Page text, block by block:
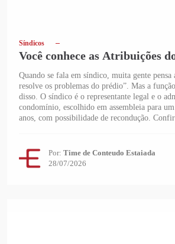
Síndicos
Você conhece as Atribuições
Quando se fala em síndico, muita gente pensa
resolve os problemas do prédio”. Mas a
disso. O síndico é o representante legal e o
condomínio, escolhido em assembleia para
anos, com possibilidade de recondução.
Por: Time de Conteudo Estaiada
28/07/2026